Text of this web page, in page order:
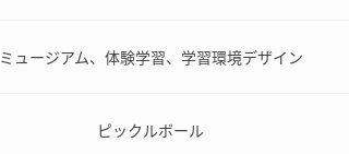
ミュージアム、体験学習、学習環境デザイン
ピックルボール